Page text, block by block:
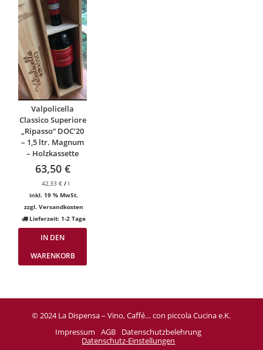
Valpolicella
Classico Superiore
„Ripasso“ DOC‘20
– 1,5 ltr. Magnum
– Holzkassette
63,50 €
42,33 €/ l
inkl. 19 % MwSt.
zzgl.Versandkosten
Lieferzeit:1-2 Tage
IN DEN
WARENKORB
© 2024 La Dispensa – Vino, Caffé… con piccola Cucina e.K.
Impressum
AGB
Datenschutzbelehrung
Datenschutz-Einstellungen